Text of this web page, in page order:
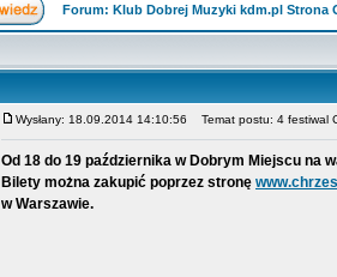
Forum: Klub Dobrej Muzyki kdm.pl Strona
Wysłany: 18.09.2014 14:10:56 Temat postu: 4 festiwal
Od 18 do 19 października w Dobrym Miejscu na
Bilety można zakupić poprzez stronę
w Warszawie.